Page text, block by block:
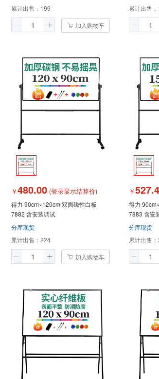
累计出售： 199
加入购物车
累计出售：
￥480.00 (登录显示结算价)
得力 90cm×120cm 双面磁性白板
7882 含安装调试
分库现货
累计出售： 224
加入购物车
￥
得力
7883 含安
分库现货
累计出售：